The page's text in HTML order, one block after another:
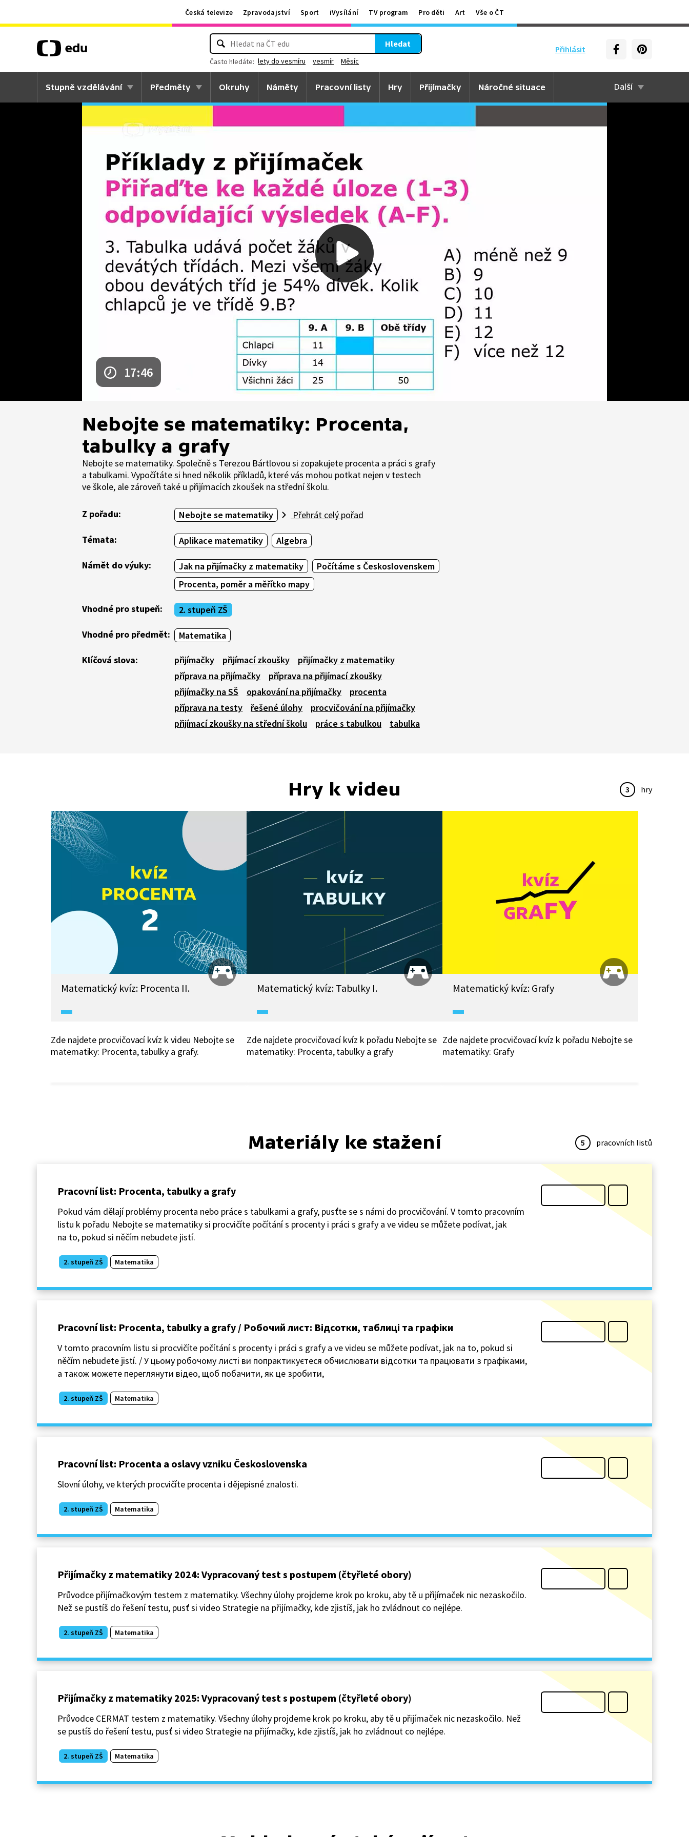
Česká televize Zpravodajství Sport iVysílání TV program Pro děti Art Vše o ČT
Přihlásit
Hledat
Často hledáte: lety do vesmíru vesmír Měsíc
Stupně vzdělávání Předměty Okruhy Náměty Pracovní listy Hry Přijímačky Náročné situace Další
17:46
Nebojte se matematiky: Procenta,
tabulky a grafy
Nebojte se matematiky. Společně s Terezou Bártlovou si zopakujete procenta a práci s grafy
a tabulkami. Vypočítáte si hned několik příkladů, které vás mohou potkat nejen v testech
ve škole, ale zároveň také u přijímacích zkoušek na střední školu.
Z pořadu: Nebojte se matematiky Přehrát celý pořad
Témata: Aplikace matematiky Algebra
Námět do výuky: Jak na přijímačky z matematiky
Počítáme s Československem
Procenta, poměr a měřítko mapy
Vhodné pro stupeň: 2. stupeň ZŠ
Vhodné pro předmět: Matematika
Klíčová slova: přijímačky přijímací zkoušky
přijímačky z matematiky
příprava na přijímačky
příprava na přijímací zkoušky
přijímačky na SŠ
opakování na přijímačky
procenta
příprava na testy
řešené úlohy
procvičování na přijímačky
přijímací zkoušky na střední školu
práce s tabulkou tabulka
Hry k videu 3 hry
Matematický kvíz: Procenta II.
Zde najdete procvičovací kvíz k videu Nebojte se
matematiky: Procenta, tabulky a grafy.
Matematický kvíz: Tabulky I.
Zde najdete procvičovací kvíz k pořadu Nebojte se
matematiky: Procenta, tabulky a grafy
Matematický kvíz: Grafy
Zde najdete procvičovací kvíz k pořadu Nebojte se
matematiky: Grafy
Materiály ke stažení 5 pracovních listů
Pracovní list: Procenta, tabulky a grafy
Pokud vám dělají problémy procenta nebo práce s tabulkami a grafy, pusťte se s námi do procvičování. V tomto pracovním
listu k pořadu Nebojte se matematiky si procvičíte počítání s procenty i práci s grafy a ve videu se můžete podívat, jak
na to, pokud si něčím nebudete jistí.
2. stupeň ZŠ Matematika
Pracovní list: Procenta, tabulky a grafy / Робочий лист: Відсотки, таблиці та графіки
V tomto pracovním listu si procvičíte počítání s procenty i práci s grafy a ve videu se můžete podívat, jak na to, pokud si
něčím nebudete jistí. / У цьому робочому листі ви попрактикуєтеся обчислювати відсотки та працювати з графіками,
а також можете переглянути відео, щоб побачити, як це зробити,
2. stupeň ZŠ Matematika
Pracovní list: Procenta a oslavy vzniku Československa
Slovní úlohy, ve kterých procvičíte procenta i dějepisné znalosti.
2. stupeň ZŠ Matematika
Přijímačky z matematiky 2024: Vypracovaný test s postupem (čtyřleté obory)
Průvodce přijímačkovým testem z matematiky. Všechny úlohy projdeme krok po kroku, aby tě u přijímaček nic nezaskočilo.
Než se pustíš do řešení testu, pusť si video Strategie na přijímačky, kde zjistíš, jak ho zvládnout co nejlépe.
2. stupeň ZŠ Matematika
Přijímačky z matematiky 2025: Vypracovaný test s postupem (čtyřleté obory)
Průvodce CERMAT testem z matematiky. Všechny úlohy projdeme krok po kroku, aby tě u přijímaček nic nezaskočilo. Než
se pustíš do řešení testu, pusť si video Strategie na přijímačky, kde zjistíš, jak ho zvládnout co nejlépe.
2. stupeň ZŠ Matematika